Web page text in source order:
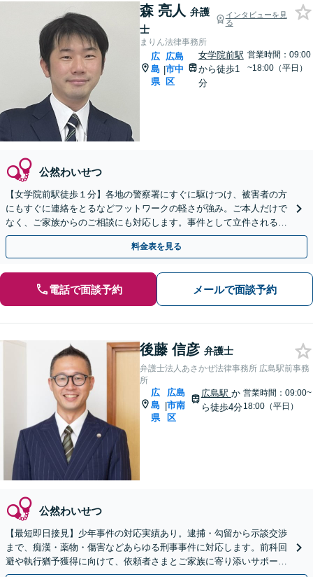
森 亮人 弁護
士
インタビューを見
る
まりん法律事務所
広
島
県
|
広島
市中
区
女学院前駅
から徒歩1
分
営業時間：09:00
~18:00（平日）
公然わいせつ
【女学院前駅徒歩１分】各地の警察署にすぐに駆けつけ、被害者の方
にもすぐに連絡をとるなどフットワークの軽さが強み。ご本人だけで
なく、ご家族からのご相談にも対応します。事件として立件される前
のご相談にも対応できます。
料金表を見る
電話で面談予約 メールで面談予約
後藤 信彦 弁護士
弁護士法人あさかぜ法律事務所 広島駅前事務
所
広
島
県
|
広島
市南
区
広島駅 か
ら徒歩4分
営業時間：09:00~
18:00（平日）
公然わいせつ
【最短即日接見】少年事件の対応実績あり。逮捕・勾留から示談交渉
まで、痴漢・薬物・傷害などあらゆる刑事事件に対応します。前科回
避や執行猶予獲得に向けて、依頼者さまとご家族に寄り添いサポート